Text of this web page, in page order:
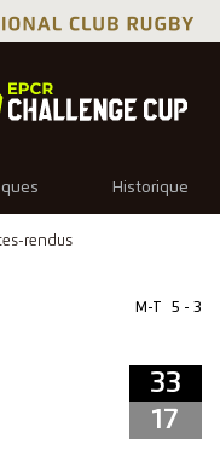
Historique
rendus
M-T 5 - 3
33
17